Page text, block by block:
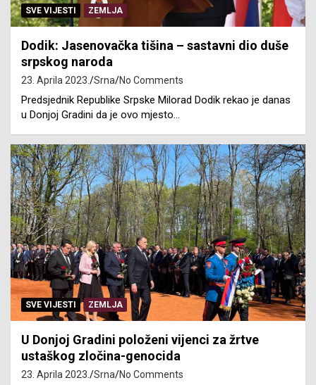
SVE VIJESTI ZEMLJA
Dodik: Jasenovačka tišina – sastavni dio duše
srpskog naroda
23. Aprila 2023. Srna No Comments
Predsjednik Republike Srpske Milorad Dodik rekao je danas
u Donjoj Gradini da je ovo mjesto…
SVE VIJESTI ZEMLJA
U Donjoj Gradini položeni vijenci za žrtve
ustaškog zločina-genocida
23. Aprila 2023. Srna No Comments